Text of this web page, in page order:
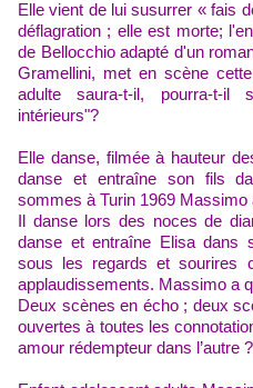
E lle vient de lui susurrer « fais
déflagration ; elle est morte;
de Bellocchio adapté d'un
Gramellini, met en scène
adulte saura-t-il, pourra-t-
intérieurs"?
E lle danse, filmée à hauteur
danse et entraîne son fils
sommes à Turin 1969 Massimo
danse lors des noces de
danse et entraîne Elisa dans
sous les regardset sourires
applaudissements. Massimo a
Deux scènes en écho ; deux
ouvertes à toutes les
amour rédempteur dans l’autre ?